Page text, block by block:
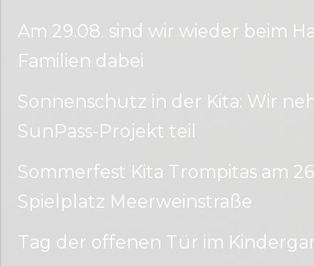
Am 29.08. sind wir wieder beim
Familien dabei
Sonnenschutz in der Kita: Wir
SunPass-Projekt teil
Sommerfest Kita Trompitas am
Spielplatz Meerweinstraße
Tag der offenen Tür im